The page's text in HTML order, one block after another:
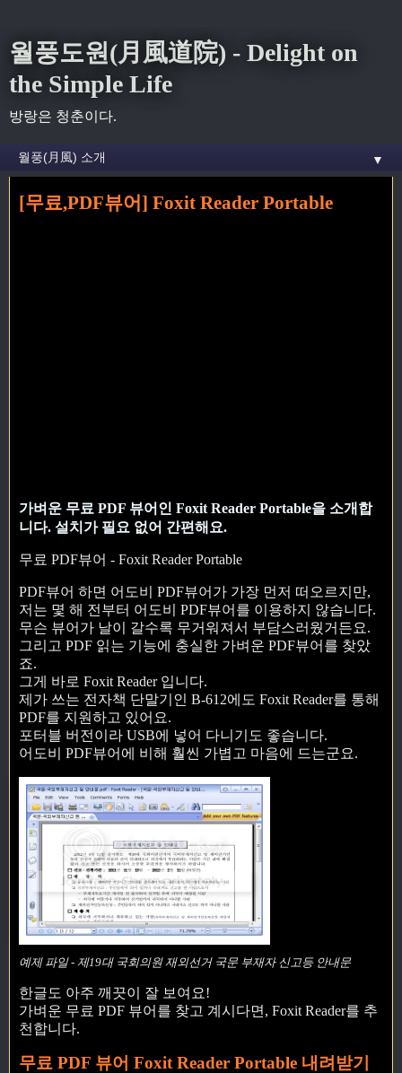
월풍도원(月風道院) - Delight on
the Simple Life
방랑은 청춘이다.
▼
»IT»[무료,PDF뷰어] Foxit Reader Portable
[무료,PDF뷰어] Foxit Reader Portable
가벼운 무료 PDF 뷰어인 Foxit Reader Portable을 소개합
니다. 설치가 필요 없어 간편해요.
무료 PDF뷰어 - Foxit Reader Portable
PDF뷰어 하면 어도비 PDF뷰어가 가장 먼저 떠오르지만,
저는 몇 해 전부터 어도비 PDF뷰어를 이용하지 않습니다.
무슨 뷰어가 날이 갈수록 무거워져서 부담스러웠거든요.
그리고 PDF 읽는 기능에 충실한 가벼운 PDF뷰어를 찾았
죠.
그게 바로 Foxit Reader 입니다.
제가 쓰는 전자책 단말기인 B-612에도 Foxit Reader를 통해
PDF를 지원하고 있어요.
포터블 버전이라 USB에 넣어 다니기도 좋습니다.
어도비 PDF뷰어에 비해 훨씬 가볍고 마음에 드는군요.
예제 파일 - 제19대 국회의원 재외선거 국문 부재자 신고등 안내문
한글도 아주 깨끗이 잘 보여요!
가벼운 무료 PDF 뷰어를 찾고 계시다면, Foxit Reader를 추
천합니다.
무료 PDF 뷰어 Foxit Reader Portable 내려받기